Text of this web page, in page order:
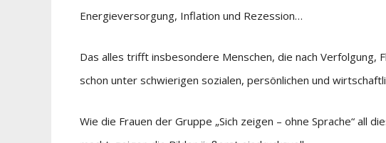
Energieversorgung, Inflation und Rezession…
Das alles trifft insbesondere Menschen, die nach Verfolgung,
schon unter schwierigen sozialen, persönlichen und
Wie die Frauen der Gruppe „Sich zeigen – ohne Sprache“ all